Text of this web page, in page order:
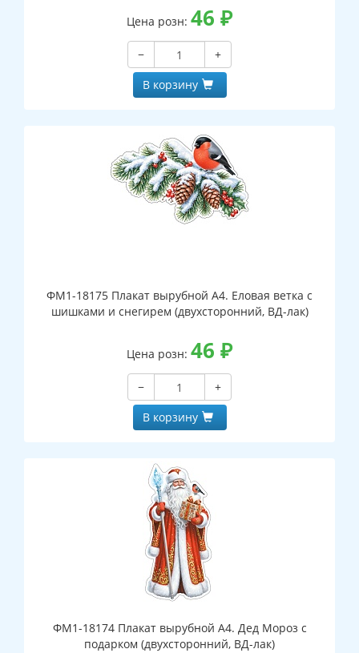
Цена розн: 46 ₽
−
+
В корзину
ФМ1-18175 Плакат вырубной А4. Еловая ветка с
шишками и снегирем (двухсторонний, ВД-лак)
Цена розн: 46 ₽
−
+
В корзину
ФМ1-18174 Плакат вырубной А4. Дед Мороз с
подарком (двухсторонний, ВД-лак)